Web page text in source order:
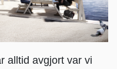
alltid avgjort var vi